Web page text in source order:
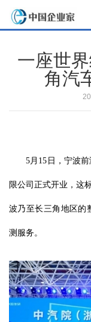
一座世
角汽
5月15日，宁波
限公司正式开业，这
波乃至长三角地区的
测服务。